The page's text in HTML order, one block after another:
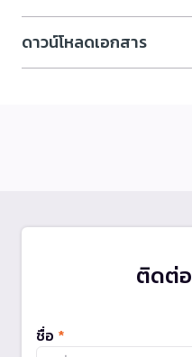
ดาวน์โหลดเอกสาร
ติดต่อ
ชื่อ *